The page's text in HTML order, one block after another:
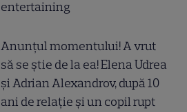
entertaining
Anunțul momentului! A vrut
să se știe de la ea! Elena Udrea
și Adrian Alexandrov, după 10
ani de relație și un copil rupt